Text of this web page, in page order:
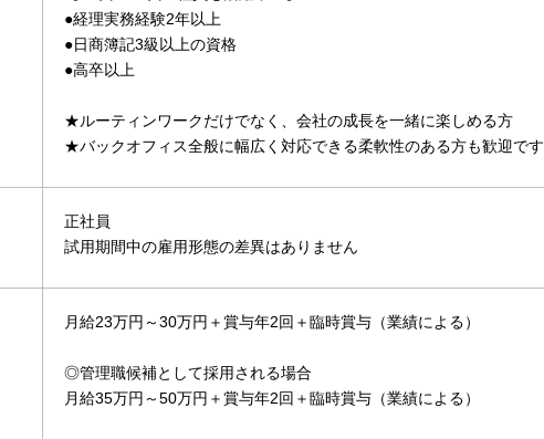
●経理実務経験2年以上
●日商簿記3級以上の資格
●高卒以上
★ルーティンワークだけでなく、会社の成長を一緒に楽しめる方
★バックオフィス全般に幅広く対応できる柔軟性のある方も歓迎です
正社員
試用期間中の雇用形態の差異はありません
月給23万円～30万円＋賞与年2回＋臨時賞与（業績による）
◎管理職候補として採用される場合
月給35万円～50万円＋賞与年2回＋臨時賞与（業績による）